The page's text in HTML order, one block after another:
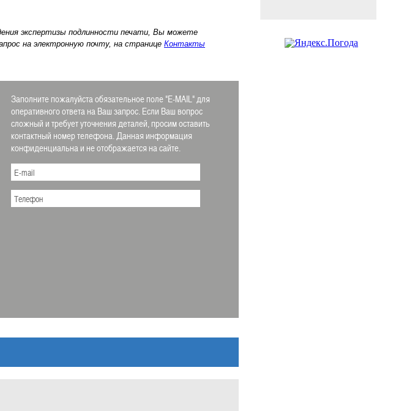
экспертизы подлинности печати, Вы можете
на электронную почту, на странице Контакты
Заполните пожалуйста обязательное поле "E-MAIL" для
оперативного ответа на Ваш запрос. Если Ваш вопрос
сложный и требует уточнения деталей, просим оставить
контактный номер телефона. Данная информация
конфиденциальна и не отображается на сайте.